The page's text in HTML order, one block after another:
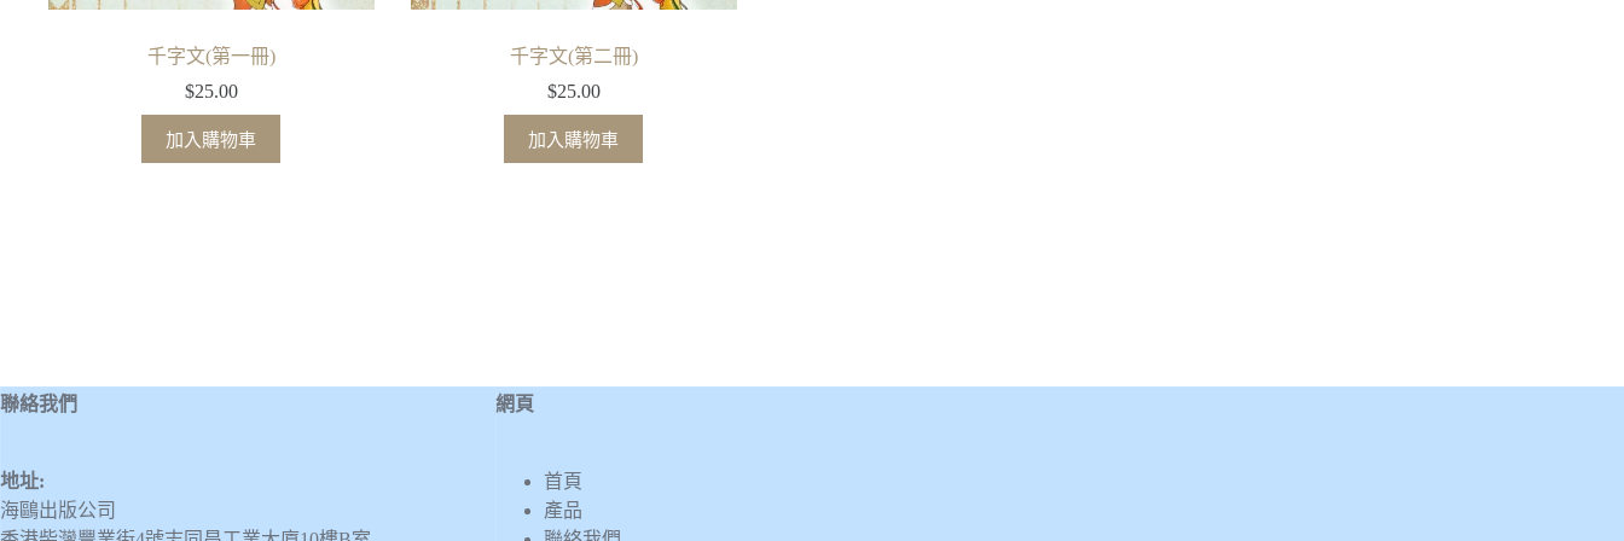
千字文(第一冊)
$25.00
加入購物車
千字文(第二冊)
$25.00
加入購物車
聯絡我們
地址:
海鷗出版公司
網頁
首頁
產品